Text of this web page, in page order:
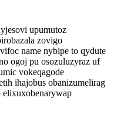
upumutoz
zovigo
name nybipe to qydute
ogoj pu osozuluzyraz uf
vokeqagode
ihajobus obanizumelirag